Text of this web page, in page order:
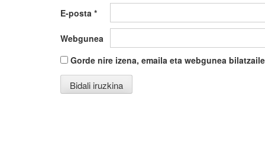
E-posta *
Webgunea
Gorde nire izena, emaila eta webgunea